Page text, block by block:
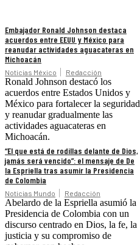
Embajador Ronald Johnson destaca
acuerdos entre EEUU y México para
reanudar actividades aguacateras en
Michoacán
Noticias México Redacción
Ronald Johnson destacó los
acuerdos entre Estados Unidos y
México para fortalecer la seguridad
y reanudar gradualmente las
actividades aguacateras en
Michoacán.
“El que está de rodillas delante de Dios,
jamás será vencido”: el mensaje de De
la Espriella tras asumir la Presidencia
de Colombia
Noticias Mundo Redacción
Abelardo de la Espriella asumió la
Presidencia de Colombia con un
discurso centrado en Dios, la fe, la
justicia y su compromiso de